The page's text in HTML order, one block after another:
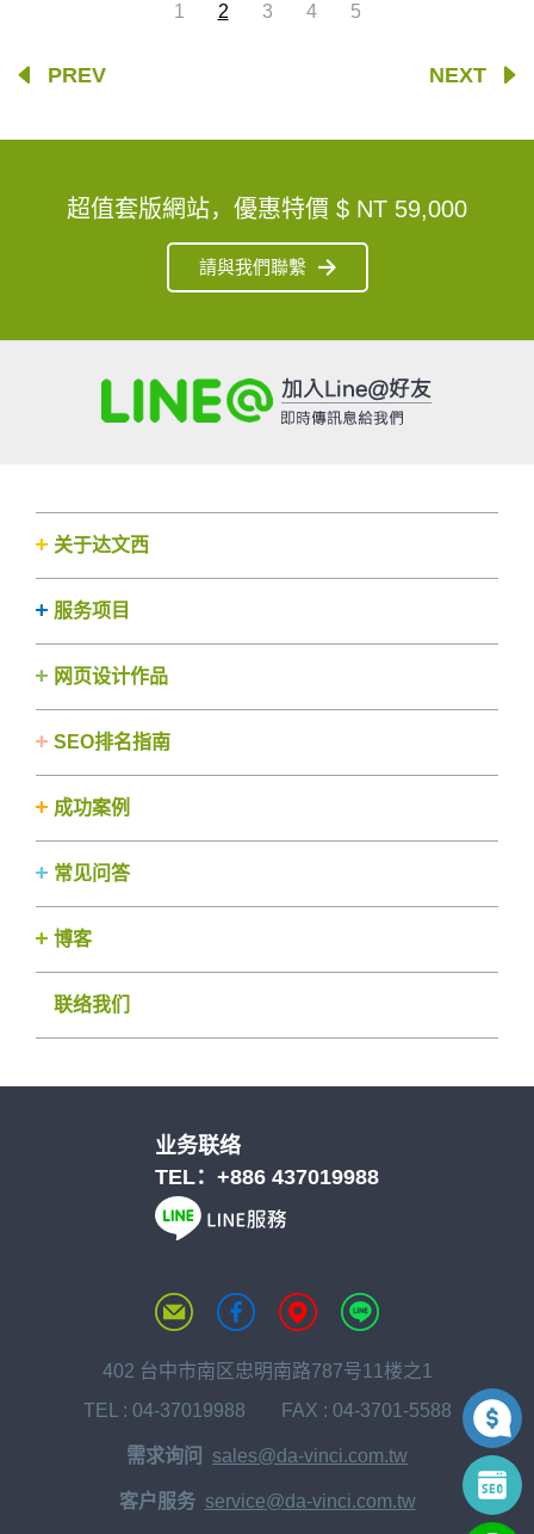
1 2 3 4 5
PREV NEXT
超值套版網站，優惠特價 $ NT 59,000
請與我們聯繫
关于达文西
服务项目
网页设计作品
SEO排名指南
成功案例
常见问答
博客
联络我们
业务联络
TEL： +886 437019988
402 台中市南区忠明南路787号11楼之1
TEL : 04-37019988 FAX : 04-3701-5588
需求询问 sales@da-vinci.com.tw
客户服务 service@da-vinci.com.tw